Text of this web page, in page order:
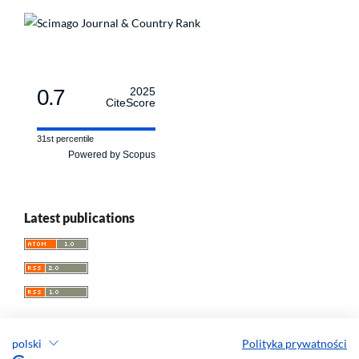
polski Polityka prywatności
0.7
2025
CiteScore
31st percentile
Powered by Scopus
Latest publications